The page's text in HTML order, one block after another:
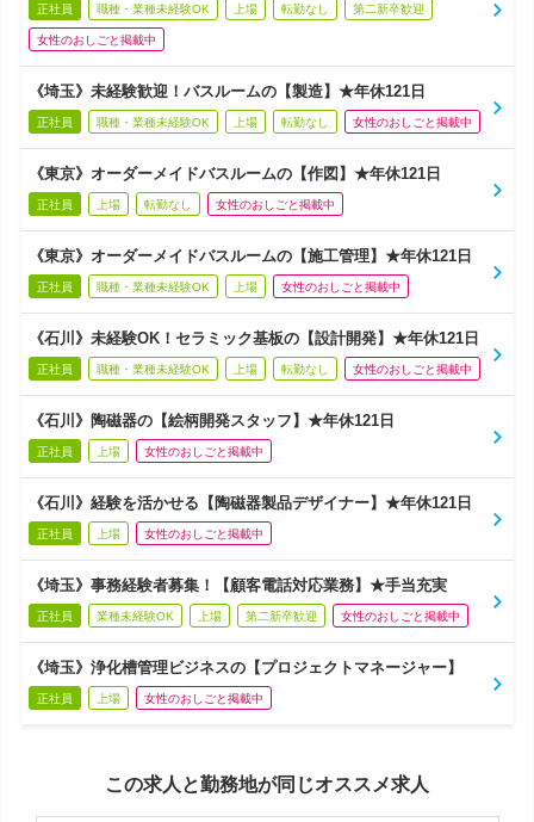
正社員 職種・業種未経験OK 上場 転勤なし 第二新卒歓迎
女性のおしごと掲載中
《埼玉》未経験歓迎！バスルームの【製造】★年休121日
正社員 職種・業種未経験OK 上場 転勤なし 女性のおしごと掲載中
《東京》オーダーメイドバスルームの【作図】★年休121日
正社員 上場 転勤なし 女性のおしごと掲載中
《東京》オーダーメイドバスルームの【施工管理】★年休121日
正社員 職種・業種未経験OK 上場 女性のおしごと掲載中
《石川》未経験OK！セラミック基板の【設計開発】★年休121日
正社員 職種・業種未経験OK 上場 転勤なし 女性のおしごと掲載中
《石川》陶磁器の【絵柄開発スタッフ】★年休121日
正社員 上場 女性のおしごと掲載中
《石川》経験を活かせる【陶磁器製品デザイナー】★年休121日
正社員 上場 女性のおしごと掲載中
《埼玉》事務経験者募集！【顧客電話対応業務】★手当充実
正社員 業種未経験OK 上場 第二新卒歓迎 女性のおしごと掲載中
《埼玉》浄化槽管理ビジネスの【プロジェクトマネージャー】
正社員 上場 女性のおしごと掲載中
この求人と勤務地が同じオススメ求人